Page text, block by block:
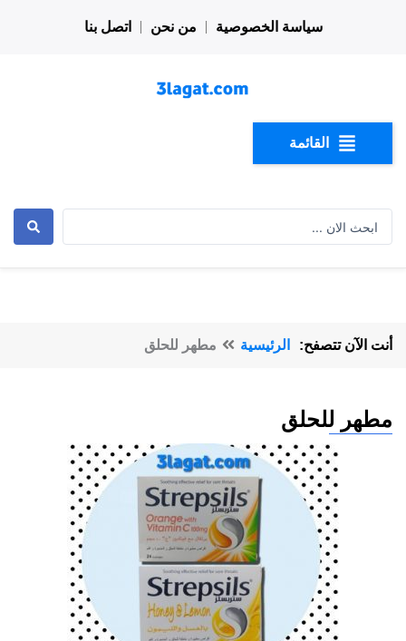
سياسة الخصوصية من نحن اتصل بنا
القائمة
أنت الآن تتصفح: الرئيسية مطهر للحلق
مطهر للحلق